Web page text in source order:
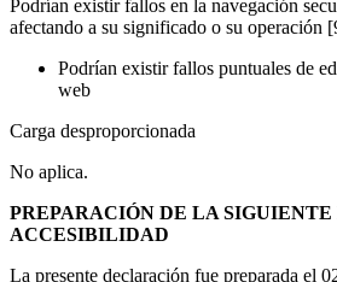
Podrían existir fallos en la navegación
afectando a su significado o su operación
Podrían existir fallos puntuales de
web
Carga desproporcionada
No aplica.
PREPARACIÓN DE LA
ACCESIBILIDAD
La presente declaración fue preparada el